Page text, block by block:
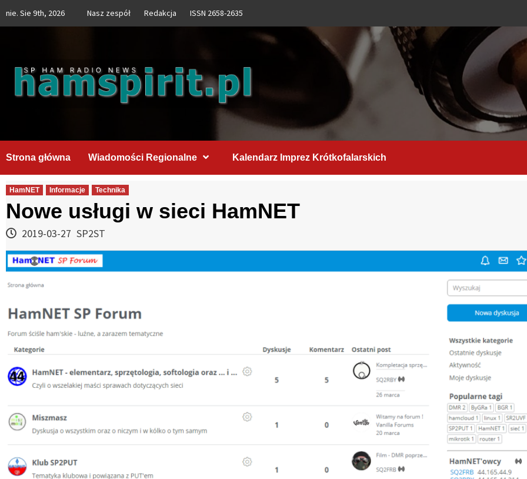
nie. Sie 9th, 2026 Nasz zespół Redakcja ISSN 2658-2635
Strona główna Wiadomości Regionalne Kalendarz Imprez Krótkofalarskich
HamNET Informacje Technika
Nowe usługi w sieci HamNET
2019-03-27 SP2ST